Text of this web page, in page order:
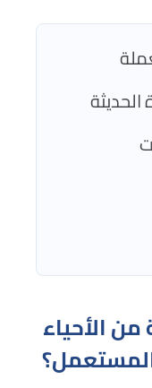
من الأحياء